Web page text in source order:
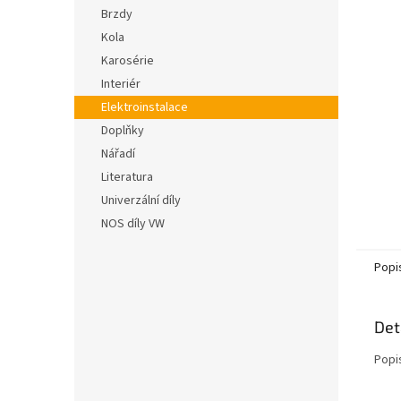
Brzdy
Kola
Karosérie
Interiér
Elektroinstalace
Doplňky
Nářadí
Literatura
Univerzální díly
NOS díly VW